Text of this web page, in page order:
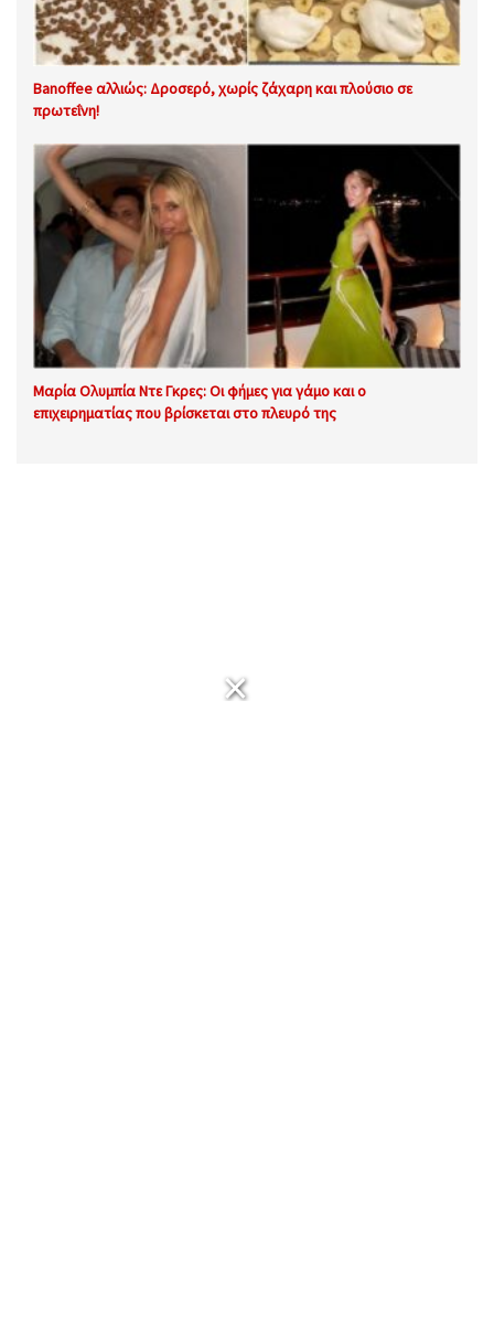
Banoffee αλλιώς: Δροσερό, χωρίς ζάχαρη και πλούσιο σε
πρωτεΐνη!
Μαρία Ολυμπία Ντε Γκρες: Οι φήμες για γάμο και ο
επιχειρηματίας που βρίσκεται στο πλευρό της